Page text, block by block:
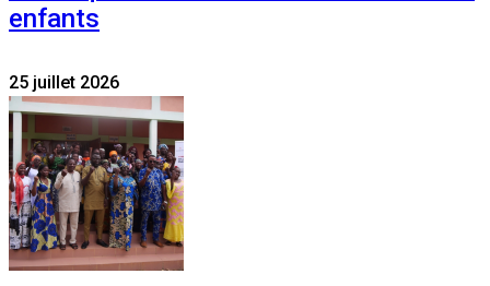
enfants
25 juillet 2026